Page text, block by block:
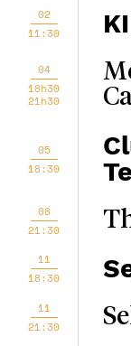
02
11:30
04
18h30
21h30
05
18:30
08
21:30
11
18:30
11
21:30